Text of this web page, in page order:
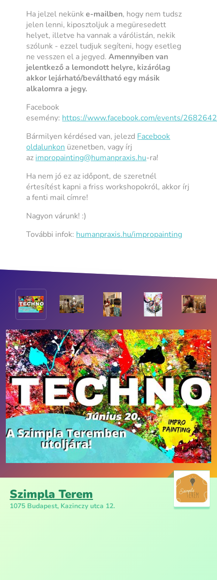
Ha jelzel nekünke-mailben, hogy nem tudsz
jelen lenni, kiposztoljuk a megüresedett
helyet, illetve ha vannak a várólistán, nekik
szólunk - ezzel tudjuk segíteni, hogy esetleg
ne vesszen el a jegyed.Amennyiben van
jelentkező a lemondott helyre, kizárólag
akkor lejárható/beváltható egy másik
alkalomra a jegy.
Facebook
esemény: https://www.facebook.com/events/
Bármilyen kérdésed van, jelezd Facebook
oldalunkon üzenetben, vagy írj
az impropainting@humanpraxis.hu-ra!
Ha nem jó ez az időpont, de szeretnél
értesítést kapni a friss workshopokról, akkor írj
a fenti mail címre!
Nagyon várunk! :)
További infok: humanpraxis.hu/impropainting
Szimpla Terem
1075 Budapest, Kazinczy utca 12.